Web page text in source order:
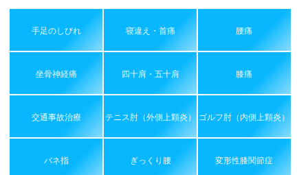
手足のしびれ 寝違え・首痛 腰痛
坐骨神経痛 四十肩・五十肩 膝痛
交通事故治療 テニス肘（外側上顆炎） ゴルフ肘（内側上顆炎）
バネ指 ぎっくり腰 変形性膝関節症